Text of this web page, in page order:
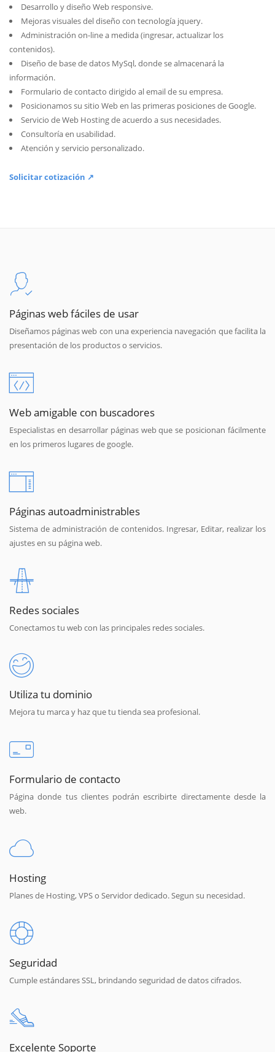
Desarrollo y diseño Web responsive.
Mejoras visuales del diseño con tecnología jquery.
Administración on-line a medida (ingresar, actualizar los
contenidos).
Diseño de base de datos MySql, donde se almacenará la
información.
Formulario de contacto dirigido al email de su empresa.
Posicionamos su sitio Web en las primeras posiciones de Google.
Servicio de Web Hosting de acuerdo a sus necesidades.
Consultoría en usabilidad.
Atención y servicio personalizado.
Solicitar cotización ↗
Páginas web fáciles de usar
Diseñamos páginas web con una experiencia navegación que facilita la
presentación de los productos o servicios.
Web amigable con buscadores
Especialistas en desarrollar páginas web que se posicionan fácilmente
en los primeros lugares de google.
Páginas autoadministrables
Sistema de administración de contenidos. Ingresar, Editar, realizar los
ajustes en su página web.
Redes sociales
Conectamos tu web con las principales redes sociales.
Utiliza tu dominio
Mejora tu marca y haz que tu tienda sea profesional.
Formulario de contacto
Página donde tus clientes podrán escribirte directamente desde la
web.
Hosting
Planes de Hosting, VPS o Servidor dedicado. Segun su necesidad.
Seguridad
Cumple estándares SSL, brindando seguridad de datos cifrados.
Excelente Soporte